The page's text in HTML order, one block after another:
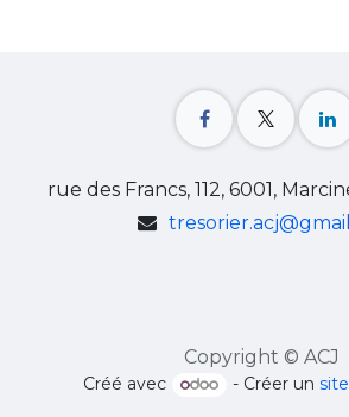
rue des Francs, 112, 6001,
Copyright © ACJ
Créé avec - Créer un